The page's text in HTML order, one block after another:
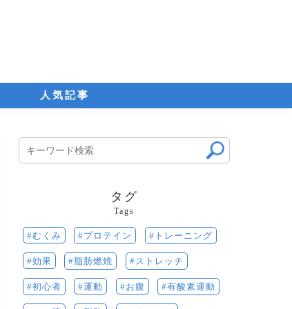
人気記事
タグ
Tags
むくみ プロテイン トレーニング
効果 脂肪燃焼 ストレッチ
初心者 運動 お腹 有酸素運動